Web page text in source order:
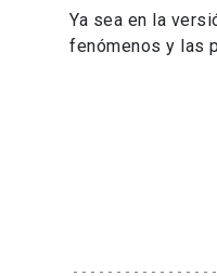
Ya sea en la
fenómenos y las